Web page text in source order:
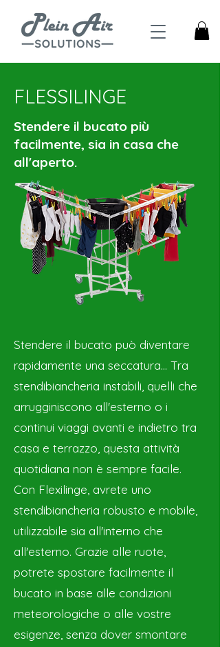
FLESSILINGE
Stendere il bucato più
facilmente, sia in casa che
all'aperto.
Stendere il bucato può diventare
rapidamente una seccatura... Tra
stendibiancheria instabili, quelli che
arrugginiscono all'esterno o i
continui viaggi avanti e indietro tra
casa e terrazzo, questa attività
quotidiana non è sempre facile.
Con Flexilinge, avrete uno
stendibiancheria robusto e mobile,
utilizzabile sia all'interno che
all'esterno. Grazie alle ruote,
potrete spostare facilmente il
bucato in base alle condizioni
meteorologiche o alle vostre
esigenze, senza dover smontare